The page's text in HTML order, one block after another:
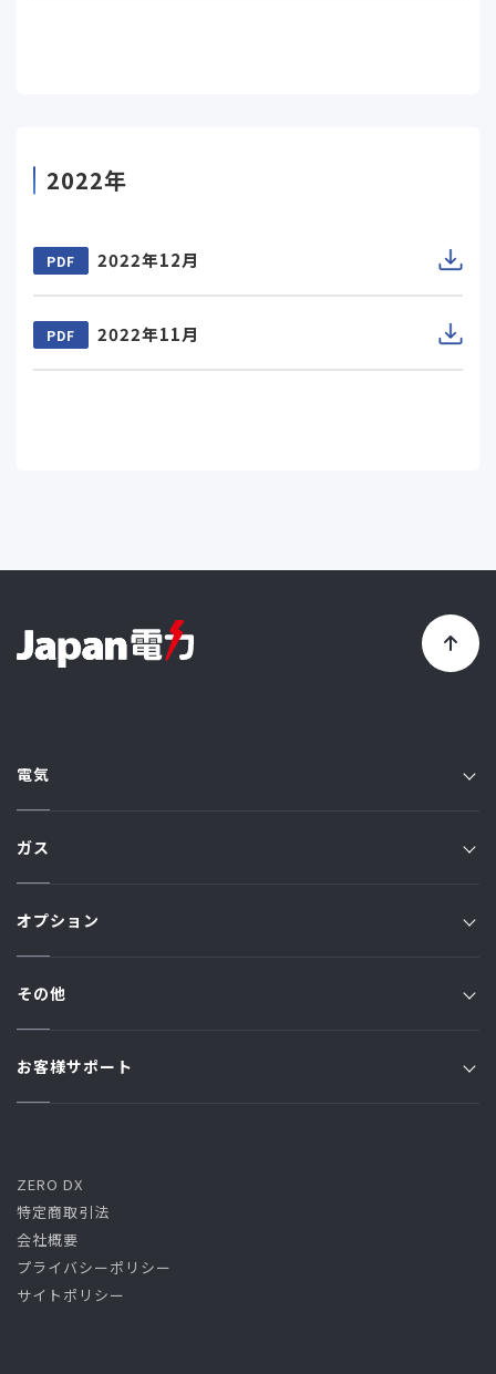
2022年
PDF 2022年12月
PDF 2022年11月
電気
プラン一覧
JFプラン
Jプラン
オール電化プラン
くらし・しごと・どうりょくプラン
高圧プラン
燃料費等調整額(J・JF・JP・L・オール電化・トリプルアシス
ガス
JSプラン
原料費調整額
ご利用規約・約款
ガス漏れ時の緊急対応
オプション
ジャパン端末アシスト
ジャパン駆けつけアシスト
その他
コラム一覧
お客様サポート
クーリング・オフ
ZERO DX
特定商取引法
会社概要
プライバシーポリシー
サイトポリシー